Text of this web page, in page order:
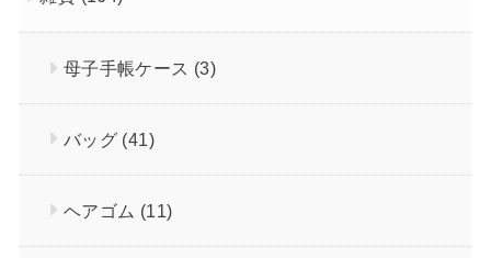
母子手帳ケース (3)
バッグ (41)
ヘアゴム (11)